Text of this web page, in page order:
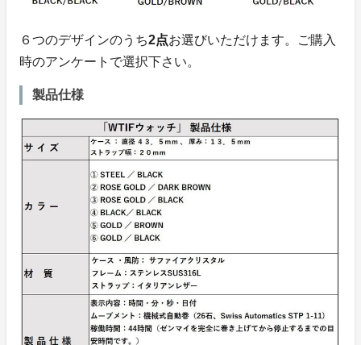
６つのデザインのうち2点お選びいただけます。ご購入
時のアンケートで選択下さい。
製品仕様